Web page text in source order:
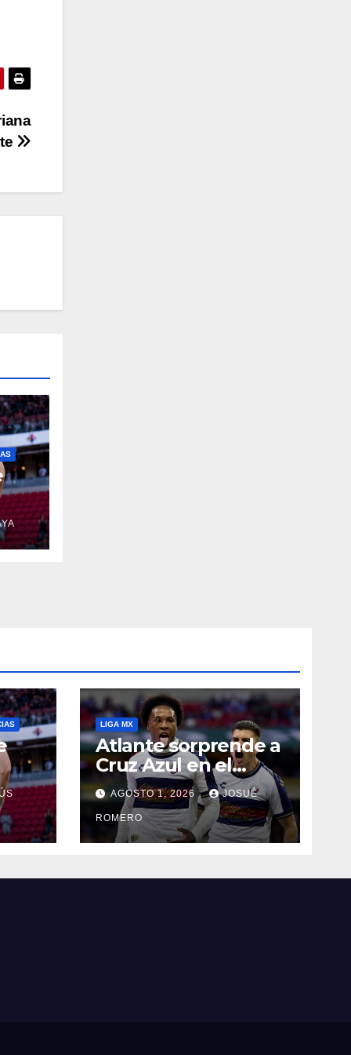
LIGA MX
Atlante sorprende a
Cruz Azul en el
Banorte
AGOSTO 1, 2026 JOSUÉ
ROMERO